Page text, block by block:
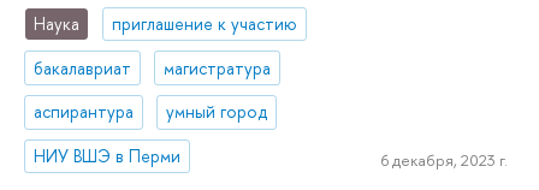
Наука
приглашение к участию
бакалавриат
магистратура
аспирантура
умный город
НИУ ВШЭ в Перми
6 декабря, 2023 г.